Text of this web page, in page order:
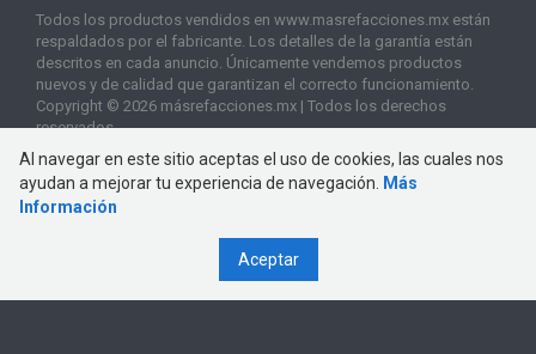
Todos los productos vendidos en www.masrefacciones.mx están
respaldados por el fabricante. Los detalles de la garantía están
descritos en cada anuncio. Únicamente vendemos productos
nuevos y de calidad que garantizan el correcto funcionamiento.
Copyright © 2026 másrefacciones.mx | Todos los derechos
reservados
Al navegar en este sitio aceptas el uso de cookies, las cuales nos
ayudan a mejorar tu experiencia de navegación.
Más
Información
Aceptar